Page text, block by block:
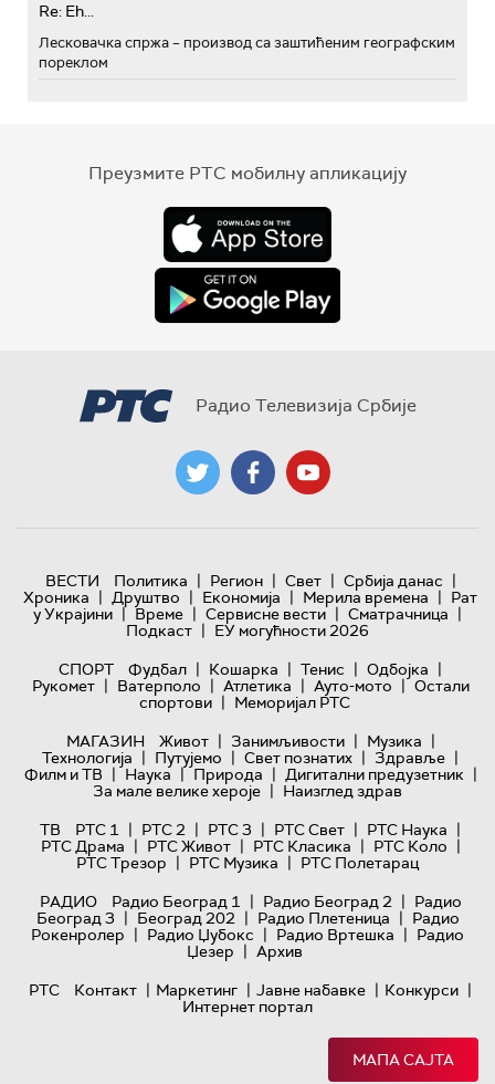
Re: Eh...
Лесковачка спржа – производ са заштићеним географским
пореклом
Преузмите РТС мобилну апликацију
Радио Телевизија Србије
ВЕСТИ Политика | Регион | Свет | Србија данас |
Хроника | Друштво | Економија | Мерила времена | Рат
у Украјини | Време | Сервисне вести | Сматрачница |
Подкаст | ЕУ могућности 2026
СПОРТ
Фудбал | Кошарка | Тенис | Одбојка |
Рукомет | Ватерполо | Атлетика | Ауто-мото | Остали
спортови | Меморијал РТС
МАГАЗИН
Живот | Занимљивости | Музика |
Технологијa | Путујемо | Свет познатих | Здравље |
Филм и ТВ | Наука | Природа | Дигитални предузетник |
За мале велике хероје | Наизглед здрав
ТВ
РТС 1 | РТС 2 | РТС 3 | РТС Свет | РТС Наука |
РТС Драма | РТС Живот | РТС Класика | РТС Коло |
РТС Трезор | РТС Музика | РТС Полетарац
РАДИО
Радио Београд 1 | Радио Београд 2 | Радио
Београд 3 | Београд 202 | Радио Плетеница | Радио
Рокенролер | Радио Џубокс | Радио Вртешка | Радио
Џезер | Архив
РТС
Контакт | Маркетинг | Јавне набавке | Конкурси |
Интернет портал
МАПА САЈТА